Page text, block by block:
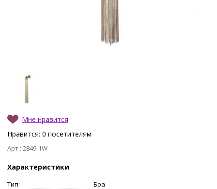
Мне нравится
Нравится: 0 посетителям
Арт.: 2849-1W
Характеристики
Тип:
Бра